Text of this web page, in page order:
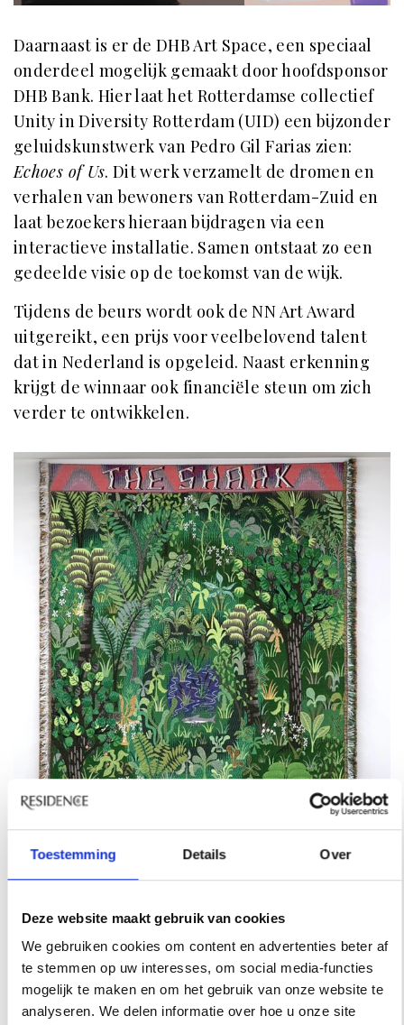
Toestemming Details Over
Deze website maakt gebruik van cookies
We gebruiken cookies om content en advertenties beter af
te stemmen op uw interesses, om social media-functies
mogelijk te maken en om het gebruik van onze website te
analyseren. We delen informatie over hoe u onze site
Daarnaast is er de DHB Art Space, een speciaal
onderdeel mogelijk gemaakt door hoofdsponsor
DHB Bank. Hier laat het Rotterdamse collectief
Unity in Diversity Rotterdam (UID) een bijzonder
geluidskunstwerk van Pedro Gil Farias zien:
Echoes of Us. Dit werk verzamelt de dromen en
verhalen van bewoners van Rotterdam-Zuid en
laat bezoekers hieraan bijdragen via een
interactieve installatie. Samen ontstaat zo een
gedeelde visie op de toekomst van de wijk.
Tijdens de beurs wordt ook de NN Art Award
uitgereikt, een prijs voor veelbelovend talent
dat in Nederland is opgeleid. Naast erkenning
krijgt de winnaar ook financiële steun om zich
verder te ontwikkelen.
Koen Taselaar, The Shark Has Landed, 2023, andriesse eyck galerie.